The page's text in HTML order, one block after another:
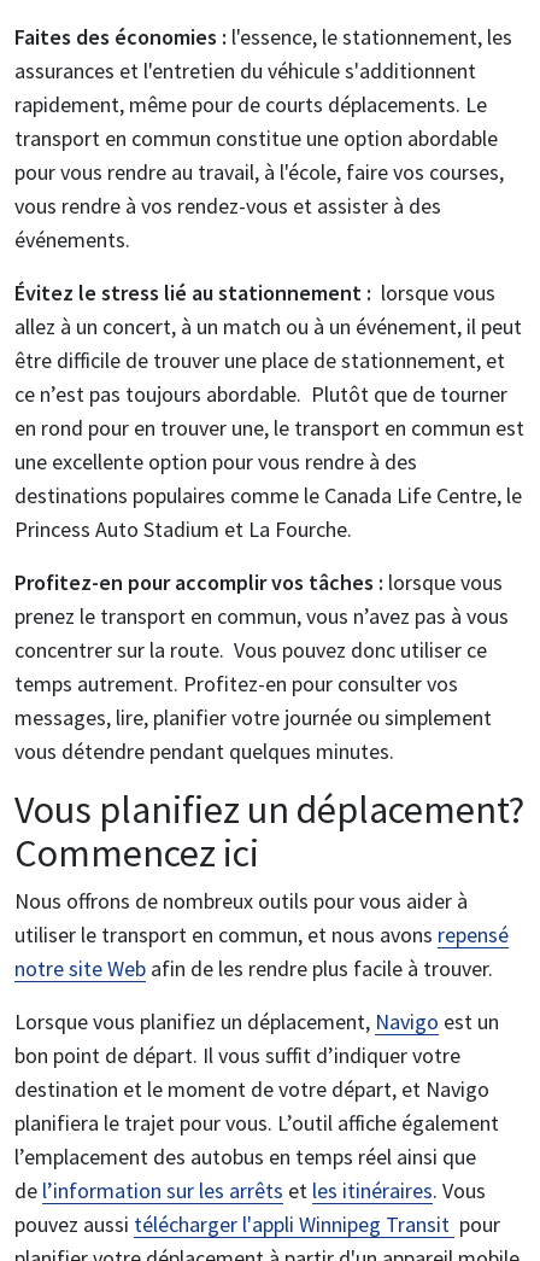
Faites des économies : l'essence, le stationnement, les
assurances et l'entretien du véhicule s'additionnent
rapidement, même pour de courts déplacements. Le
transport en commun constitue une option abordable
pour vous rendre au travail, à l'école, faire vos courses,
vous rendre à vos rendez-vous et assister à des
événements.
Évitez le stress lié au stationnement : lorsque vous
allez à un concert, à un match ou à un événement, il peut
être difficile de trouver une place de stationnement, et
ce n’est pas toujours abordable. Plutôt que de tourner
en rond pour en trouver une, le transport en commun est
une excellente option pour vous rendre à des
destinations populaires comme le Canada Life Centre, le
Princess Auto Stadium et La Fourche.
Profitez-en pour accomplir vos tâches : lorsque vous
prenez le transport en commun, vous n’avez pas à vous
concentrer sur la route. Vous pouvez donc utiliser ce
temps autrement. Profitez-en pour consulter vos
messages, lire, planifier votre journée ou simplement
vous détendre pendant quelques minutes.
Vous planifiez un déplacement?
Commencez ici
Nous offrons de nombreux outils pour vous aider à
utiliser le transport en commun, et nous avons repensé
notre site Web afin de les rendre plus facile à trouver.
Lorsque vous planifiez un déplacement, Navigo est un
bon point de départ. Il vous suffit d’indiquer votre
destination et le moment de votre départ, et Navigo
planifiera le trajet pour vous. L’outil affiche également
l’emplacement des autobus en temps réel ainsi que
de l’information sur les arrêts et les itinéraires. Vous
pouvez aussi télécharger l'appli Winnipeg Transit pour